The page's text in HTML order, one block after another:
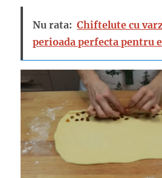
Nu rata: Chiftelute cu
perioada perfecta pentru